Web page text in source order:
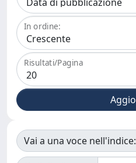
In ordine:
Risultati/Pagina
Vai a una voce nell'indice: